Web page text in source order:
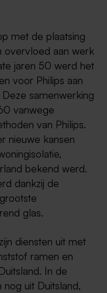
met de plaatsing
overvloed aan werk
jaren 50 werd het
voor Philips aan
samenwerking
vanwege
van Philips.
nieuwe kansen
bekend werd.
dankzij de
glas.
diensten uit met
ramen en
In de
uit Duitsland,